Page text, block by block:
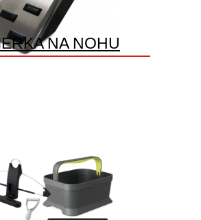
NA NOHU